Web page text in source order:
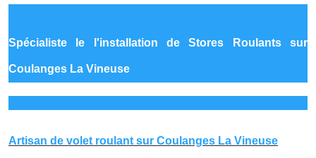
Spécialiste le l'installation de Stores Roulants sur
Coulanges La Vineuse
Artisan de volet roulant sur Coulanges La Vineuse